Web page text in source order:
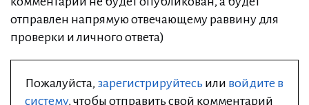
отправлен напрямую отвечающему раввину для
проверки и личного ответа)
Пожалуйста, зарегистрируйтесь или войдите в
систему, чтобы отправить свой комментарий